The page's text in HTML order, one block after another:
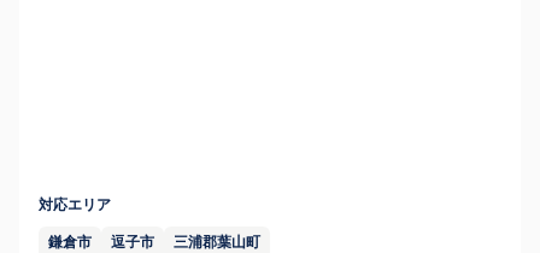
対応エリア
鎌倉市 逗子市 三浦郡葉山町